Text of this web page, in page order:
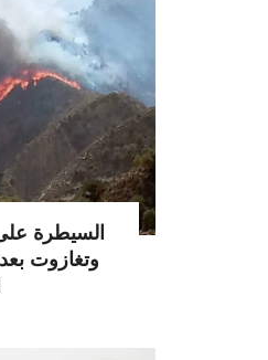
السيطرة
وتغازوت